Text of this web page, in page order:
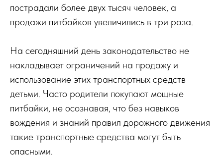
пострадали более двух тысяч человек, а
продажи питбайков увеличились в три раза.
На сегодняшний день законодательство не
накладывает ограничений на продажу и
использование этих транспортных средств
детьми. Часто родители покупают мощные
питбайки, не осознавая, что без навыков
вождения и знаний правил дорожного движения
такие транспортные средства могут быть
опасными.